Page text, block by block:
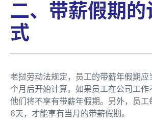
二、带薪假期的
式
老挝劳动法规定，员工的带薪年假期应
个月后开始计算。如果员工在公司工作
他们将不享有带薪年假期。另外，员
6天，才能享有当月的带薪假期。